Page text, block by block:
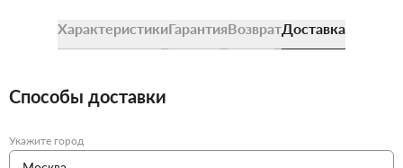
ХарактеристикиГарантияВозвратДоставка
Способы доставки
Укажите город